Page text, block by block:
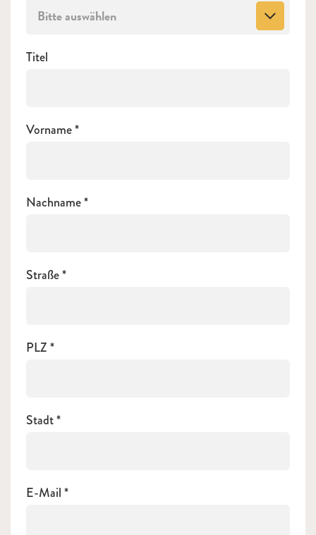
Bitte auswählen
Titel
Vorname
Nachname
Straße
PLZ
Stadt
E-Mail